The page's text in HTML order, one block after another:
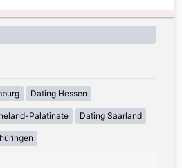
Dating Hessen
Palatinate Dating Saarland